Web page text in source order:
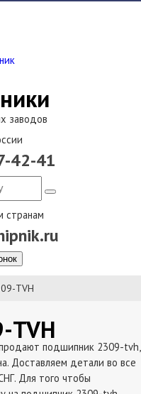
заводов
42-41
странам
TVH
TVH
подшипник 2309-tvh,
Доставляем детали во все
Для того чтобы